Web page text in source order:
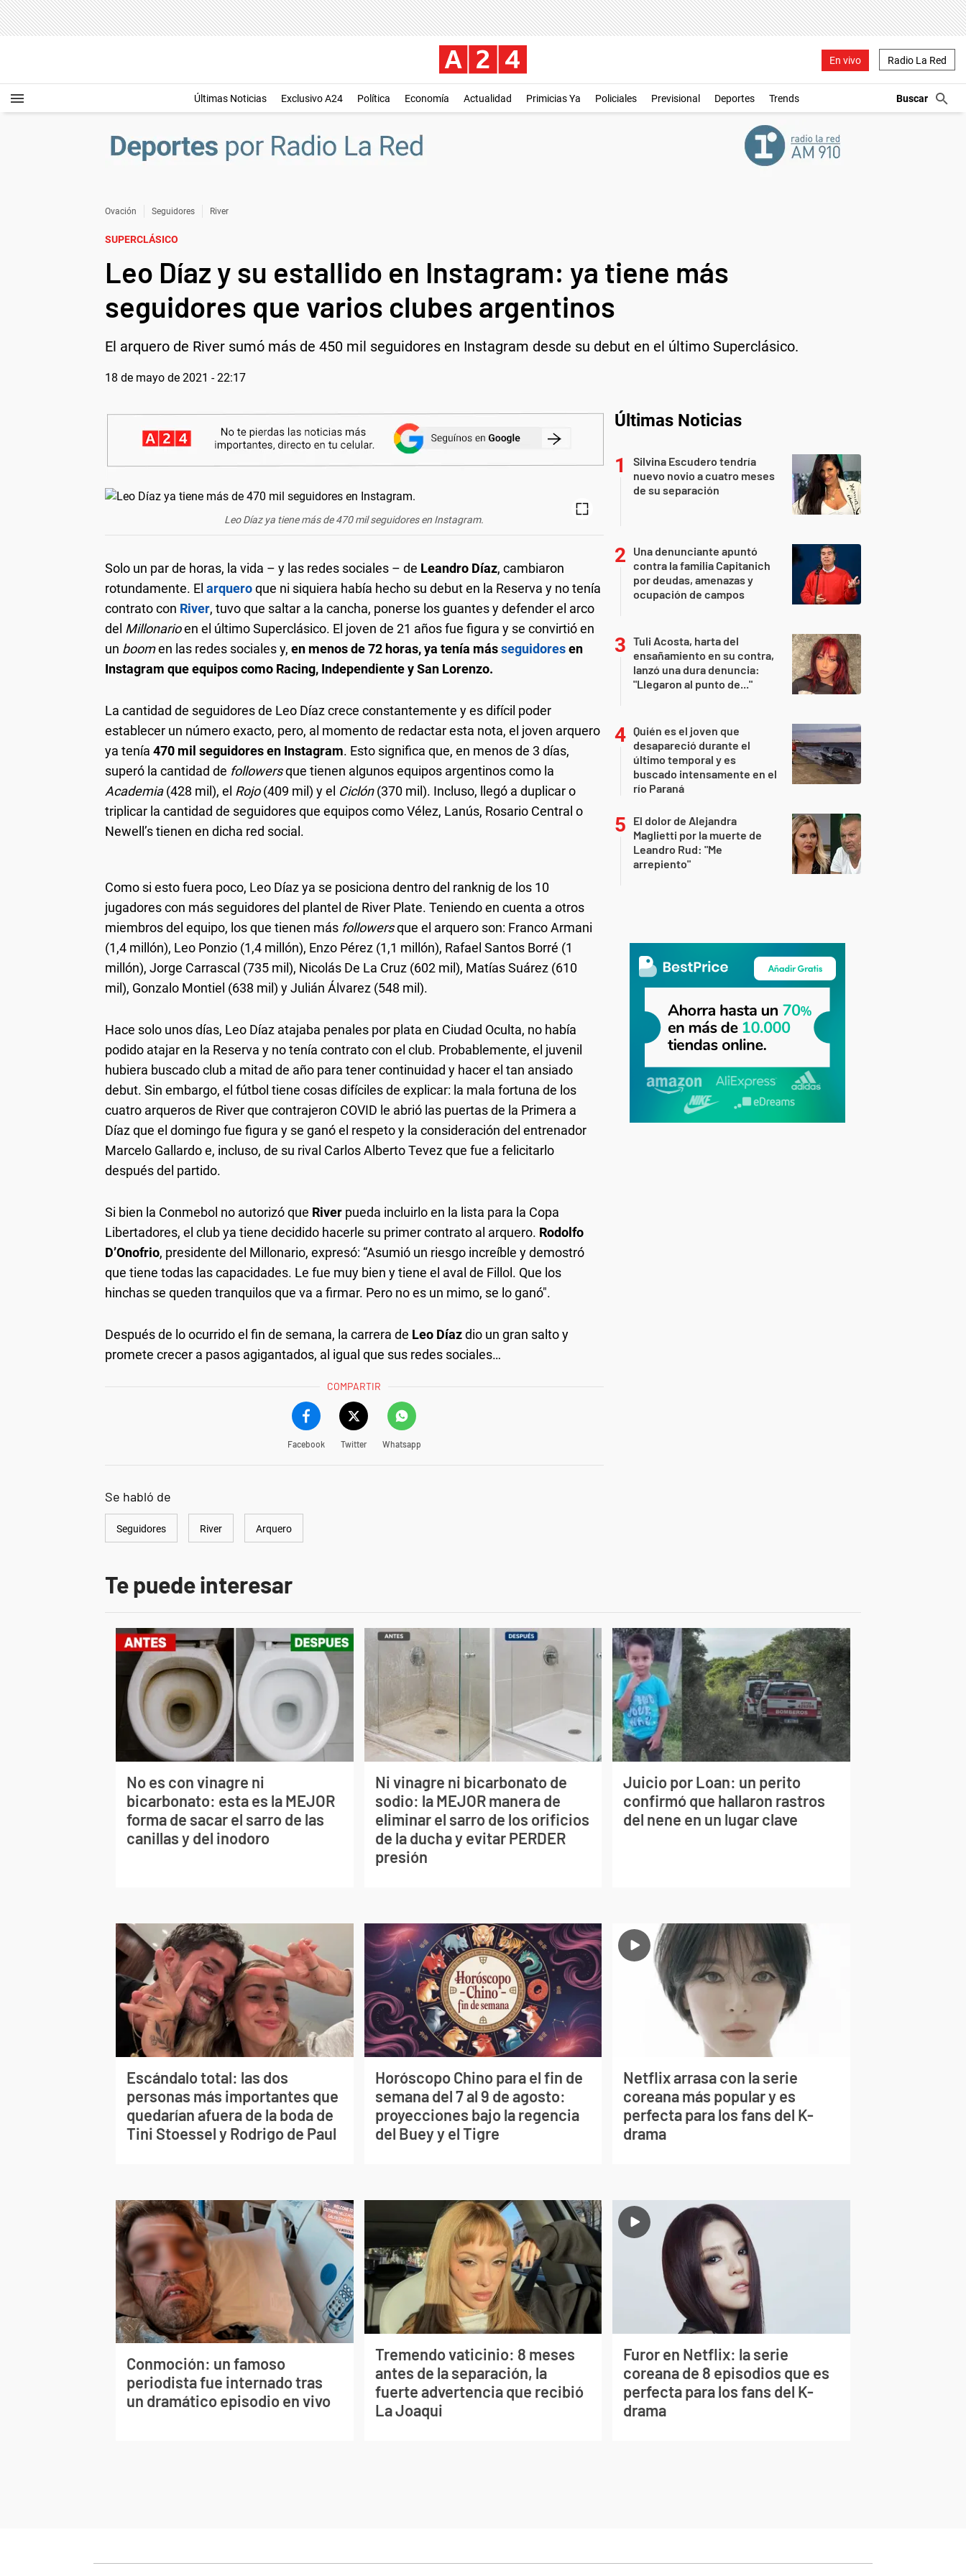
En vivo Radio La Red
Últimas Noticias Exclusivo A24 Política Economía Actualidad Primicias Ya Policiales Previsional Deportes Trends
Ovación Seguidores River
SUPERCLÁSICO
Leo Díaz y su estallido en Instagram: ya tiene más
seguidores que varios clubes argentinos
El arquero de River sumó más de 450 mil seguidores en Instagram desde su debut en el último Superclásico.
18 de mayo de 2021 - 22:17
Leo Díaz ya tiene más de 470 mil seguidores en Instagram.
Solo un par de horas, la vida – y las redes sociales – de Leandro Díaz, cambiaron
rotundamente. El arqueroque ni siquiera había hecho su debut en la Reserva y no tenía
contrato con River, tuvo que saltar a la cancha, ponerse los guantes y defender el arco
del Millonarioen el último Superclásico. El joven de 21 años fue figura y se convirtió en
un boomen las redes sociales y, en menos de 72 horas, ya tenía másseguidoresen
Instagram que equipos como Racing, Independiente y San Lorenzo.
La cantidad de seguidores de Leo Díaz crece constantemente y es difícil poder
establecer un número exacto, pero, al momento de redactar esta nota, el joven arquero
ya tenía 470 mil seguidores en Instagram. Esto significa que, en menos de 3 días,
superó la cantidad de followersque tienen algunos equipos argentinos como la
Academia(428 mil), el Rojo(409 mil) y el Ciclón(370 mil). Incluso, llegó a duplicar o
triplicar la cantidad de seguidores que equipos como Vélez, Lanús, Rosario Central o
Newell’s tienen en dicha red social.
Como si esto fuera poco, Leo Díaz ya se posiciona dentro del ranknig de los 10
jugadores con más seguidores del plantel de River Plate. Teniendo en cuenta a otros
miembros del equipo, los que tienen más followersque el arquero son: Franco Armani
(1,4 millón), Leo Ponzio (1,4 millón), Enzo Pérez (1,1 millón), Rafael Santos Borré (1
millón), Jorge Carrascal (735 mil), Nicolás De La Cruz (602 mil), Matías Suárez (610
mil), Gonzalo Montiel (638 mil) y Julián Álvarez (548 mil).
Hace solo unos días, Leo Díaz atajaba penales por plata en Ciudad Oculta, no había
podido atajar en la Reserva y no tenía contrato con el club. Probablemente, el juvenil
hubiera buscado club a mitad de año para tener continuidad y hacer el tan ansiado
debut. Sin embargo, el fútbol tiene cosas difíciles de explicar: la mala fortuna de los
cuatro arqueros de River que contrajeron COVID le abrió las puertas de la Primera a
Díaz que el domingo fue figura y se ganó el respeto y la consideración del entrenador
Marcelo Gallardo e, incluso, de su rival Carlos Alberto Tevez que fue a felicitarlo
después del partido.
Si bien la Conmebol no autorizó que River pueda incluirlo en la lista para la Copa
Libertadores, el club ya tiene decidido hacerle su primer contrato al arquero. Rodolfo
D’Onofrio, presidente del Millonario, expresó: “Asumió un riesgo increíble y demostró
que tiene todas las capacidades. Le fue muy bien y tiene el aval de Fillol. Que los
hinchas se queden tranquilos que va a firmar. Pero no es un mimo, se lo ganó".
Después de lo ocurrido el fin de semana, la carrera de Leo Díazdio un gran salto y
promete crecer a pasos agigantados, al igual que sus redes sociales…
COMPARTIR
Facebook Twitter Whatsapp
Se habló de
Seguidores River Arquero
Últimas Noticias
Silvina Escudero tendría
nuevo novio a cuatro meses
de su separación
Una denunciante apuntó
contra la familia Capitanich
por deudas, amenazas y
ocupación de campos
Tuli Acosta, harta del
ensañamiento en su contra,
lanzó una dura denuncia:
"Llegaron al punto de..."
Quién es el joven que
desapareció durante el
último temporal y es
buscado intensamente en el
río Paraná
El dolor de Alejandra
Maglietti por la muerte de
Leandro Rud: "Me
arrepiento"
Te puede interesar
No es con vinagre ni
bicarbonato: esta es la MEJOR
forma de sacar el sarro de las
canillas y del inodoro
Ni vinagre ni bicarbonato de
sodio: la MEJOR manera de
eliminar el sarro de los orificios
de la ducha y evitar PERDER
presión
Juicio por Loan: un perito
confirmó que hallaron rastros
del nene en un lugar clave
Escándalo total: las dos
personas más importantes que
quedarían afuera de la boda de
Tini Stoessel y Rodrigo de Paul
Horóscopo Chino para el fin de
semana del 7 al 9 de agosto:
proyecciones bajo la regencia
del Buey y el Tigre
Netflix arrasa con la serie
coreana más popular y es
perfecta para los fans del K-
drama
Conmoción: un famoso
periodista fue internado tras
un dramático episodio en vivo
Tremendo vaticinio: 8 meses
antes de la separación, la
fuerte advertencia que recibió
La Joaqui
Furor en Netflix: la serie
coreana de 8 episodios que es
perfecta para los fans del K-
drama